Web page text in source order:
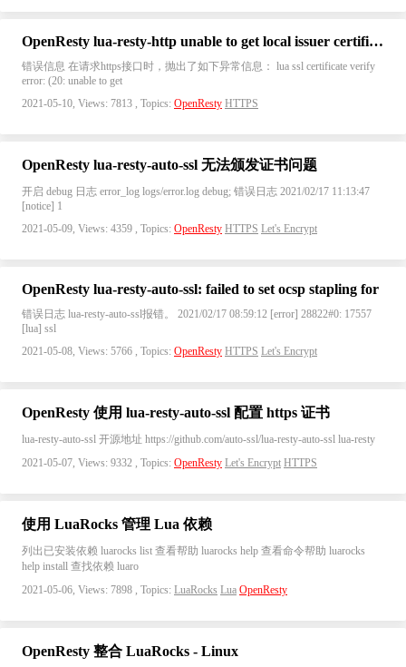
OpenResty lua-resty-http unable to get local issuer certificate
错误信息 在请求https接口时，抛出了如下异常信息： lua ssl certificate verify
error: (20: unable to get
2021-05-10, Views: 7813 , Topics: OpenResty HTTPS
OpenResty lua-resty-auto-ssl 无法颁发证书问题
开启 debug 日志 error_log logs/error.log debug; 错误日志 2021/02/17 11:13:47
[notice] 1
2021-05-09, Views: 4359 , Topics: OpenResty HTTPS Let's Encrypt
OpenResty lua-resty-auto-ssl: failed to set ocsp stapling for
错误日志 lua-resty-auto-ssl报错。 2021/02/17 08:59:12 [error] 28822#0: 17557
[lua] ssl
2021-05-08, Views: 5766 , Topics: OpenResty HTTPS Let's Encrypt
OpenResty 使用 lua-resty-auto-ssl 配置 https 证书
lua-resty-auto-ssl 开源地址 https://github.com/auto-ssl/lua-resty-auto-ssl lua-resty
2021-05-07, Views: 9332 , Topics: OpenResty Let's Encrypt HTTPS
使用 LuaRocks 管理 Lua 依赖
列出已安装依赖 luarocks list 查看帮助 luarocks help 查看命令帮助 luarocks
help install 查找依赖 luaro
2021-05-06, Views: 7898 , Topics: LuaRocks Lua OpenResty
OpenResty 整合 LuaRocks - Linux